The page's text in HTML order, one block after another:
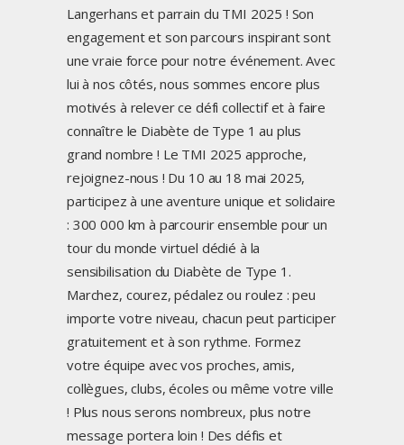
Langerhans et parrain du TMI 2025 ! Son
engagement et son parcours inspirant sont
une vraie force pour notre événement. Avec
lui à nos côtés, nous sommes encore plus
motivés à relever ce défi collectif et à faire
connaître le Diabète de Type 1 au plus
grand nombre ! Le TMI 2025 approche,
rejoignez-nous ! Du 10 au 18 mai 2025,
participez à une aventure unique et solidaire
: 300 000 km à parcourir ensemble pour un
tour du monde virtuel dédié à la
sensibilisation du Diabète de Type 1.
Marchez, courez, pédalez ou roulez : peu
importe votre niveau, chacun peut participer
gratuitement et à son rythme. Formez
votre équipe avec vos proches, amis,
collègues, clubs, écoles ou même votre ville
! Plus nous serons nombreux, plus notre
message portera loin ! Des défis et